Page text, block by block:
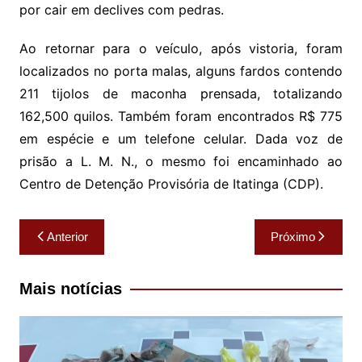
por cair em declives com pedras.
Ao retornar para o veículo, após vistoria, foram
localizados no porta malas, alguns fardos contendo
211 tijolos de maconha prensada, totalizando
162,500 quilos. Também foram encontrados R$ 775
em espécie e um telefone celular. Dada voz de
prisão a L. M. N., o mesmo foi encaminhado ao
Centro de Detenção Provisória de Itatinga (CDP).
Navegação
de
Post
Anterior Próximo
Mais notícias